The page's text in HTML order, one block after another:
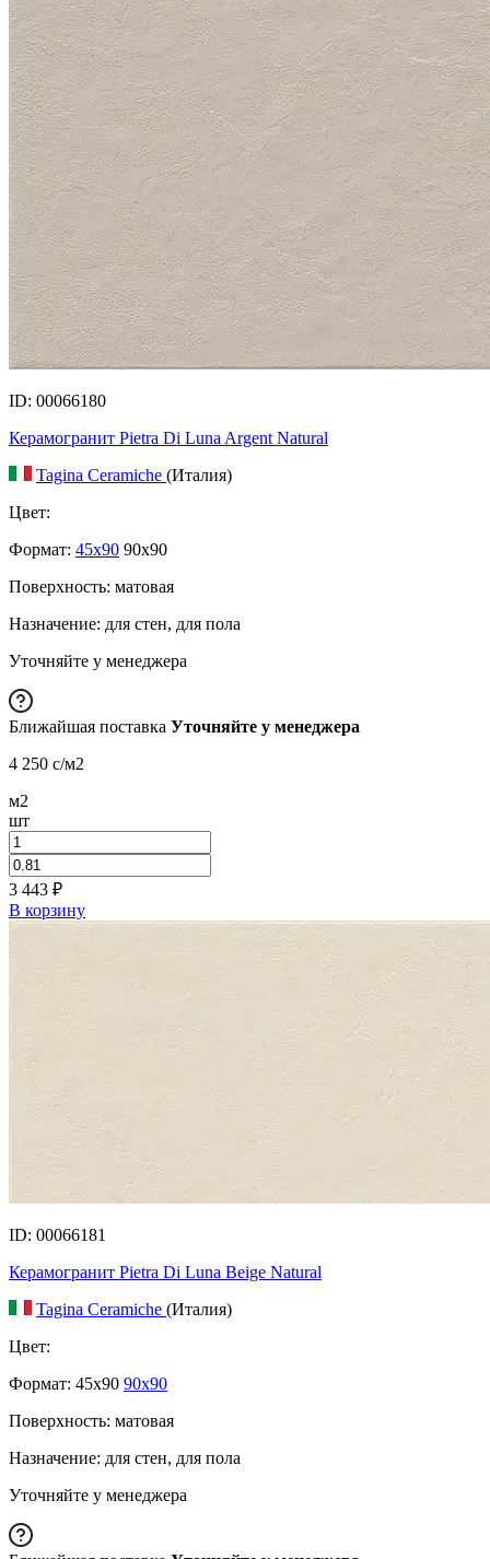
ID: 00066180
Керамогранит Pietra Di Luna Argent Natural
Tagina Ceramiche (Италия)
Цвет:
Формат: 45x90 90x90
Поверхность: матовая
Назначение: для стен, для пола
Уточняйте у менеджера
Ближайшая поставка Уточняйте у менеджера
4 250 c/м2
м2
шт
3 443 ₽
В корзину
ID: 00066181
Керамогранит Pietra Di Luna Beige Natural
Tagina Ceramiche (Италия)
Цвет:
Формат: 45x90 90x90
Поверхность: матовая
Назначение: для стен, для пола
Уточняйте у менеджера